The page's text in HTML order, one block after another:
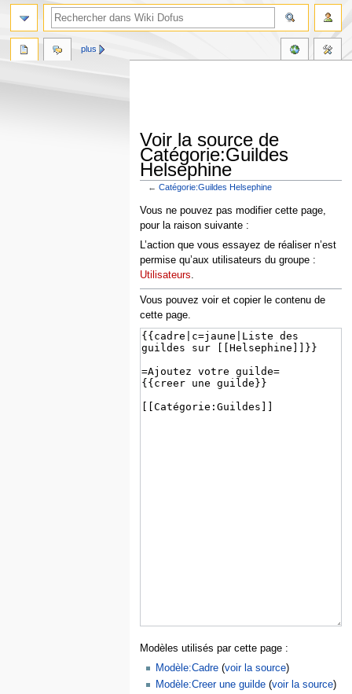
Voir la source de
Catégorie:Guildes
Helsephine
←Catégorie:Guildes Helsephine
Aller
à
la
navigation
Aller
à
la
recherche
Vous ne pouvez pas modifier cette page,
pour la raison suivante :
L’action que vous essayez de réaliser n’est
permise qu’aux utilisateurs du groupe :
Utilisateurs.
Vous pouvez voir et copier le contenu de
cette page.
Modèles utilisés par cette page :
Modèle:Cadre (voir la source)
Modèle:Creer une guilde (voir la source)
plus